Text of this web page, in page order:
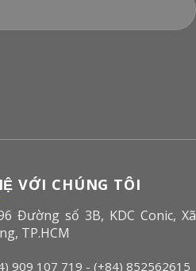
VỚI CHÚNG TÔI
Đường số 3B, KDC Conic, Xã
TP.HCM
909 107 719 - (+84) 852562615